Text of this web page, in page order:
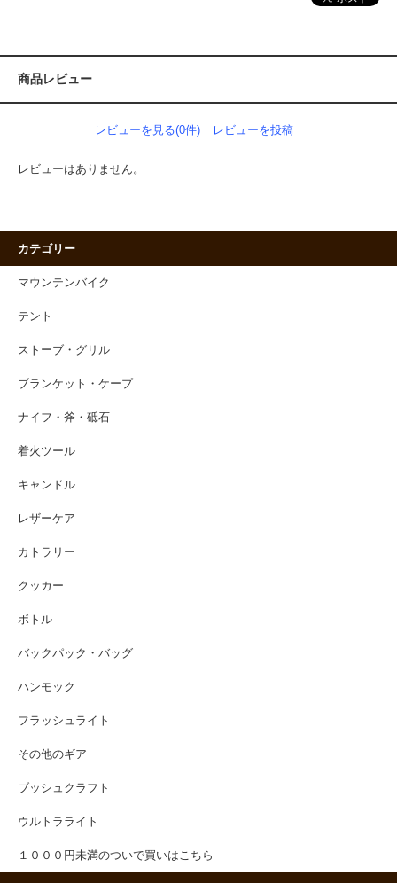
商品レビュー
レビューを見る(0件) レビューを投稿
レビューはありません。
カテゴリー
マウンテンバイク
テント
ストーブ・グリル
ブランケット・ケープ
ナイフ・斧・砥石
着火ツール
キャンドル
レザーケア
カトラリー
クッカー
ボトル
バックパック・バッグ
ハンモック
フラッシュライト
その他のギア
ブッシュクラフト
ウルトラライト
１０００円未満のついで買いはこちら